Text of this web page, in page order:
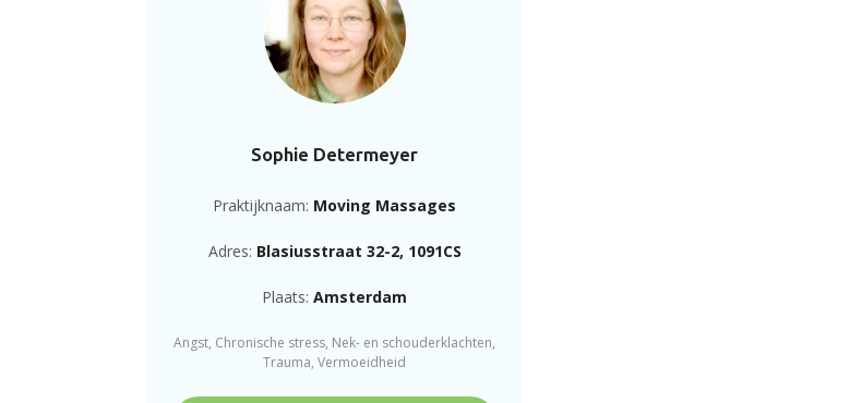
Sophie Determeyer
Praktijknaam: Moving Massages
Adres: Blasiusstraat 32-2, 1091CS
Plaats:Amsterdam
Angst, Chronische stress, Nek- en schouderklachten,
Trauma, Vermoeidheid